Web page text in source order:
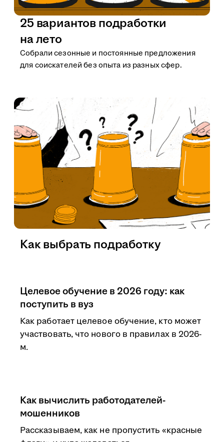
25 вариантов подработки
на лето
Собрали сезонные и постоянные предложения
для соискателей без опыта из разных сфер.
Как выбрать подработку
Целевое обучение в 2026 году: как
поступить в вуз
Как работает целевое обучение, кто может
участвовать, что нового в правилах в 2026-
м.
Как вычислить работодателей-
мошенников
Рассказываем, как не пропустить «красные